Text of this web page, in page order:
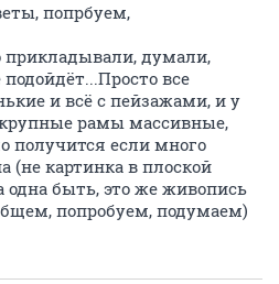
попрбуем,
прикладывали, думали,
все
и всё с пейзажами, и у
крупные рамы массивные,
получится если много
(не картинка в плоской
одна быть, это же живопись
попробуем, подумаем)